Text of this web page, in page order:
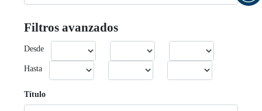
Filtros avanzados
Desde
Hasta
Título